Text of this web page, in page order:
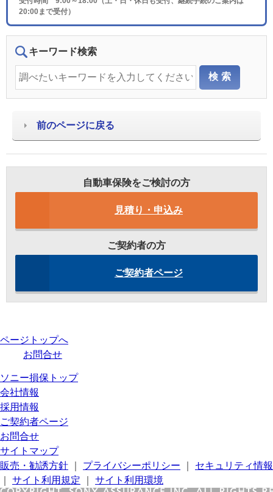
20:00まで受付）
キーワード検索
前のページに戻る
自動車保険をご検討の方
見積り・申込み
ご契約者の方
ご契約者ページ
ページトップへ
お問合せ
ソニー損保トップ
会社情報
採用情報
ご契約者ページ
お問合せ
サイトマップ
販売・勧誘方針
プライバシーポリシー
セキュリティ情報
サイト利用規定 サイト利用環境